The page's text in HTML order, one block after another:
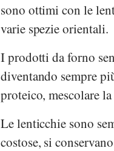
sono ottimi con le
varie spezie orientali.
I prodotti da forno
diventando sempre
proteico, mescolare
Le lenticchie sono
costose, si